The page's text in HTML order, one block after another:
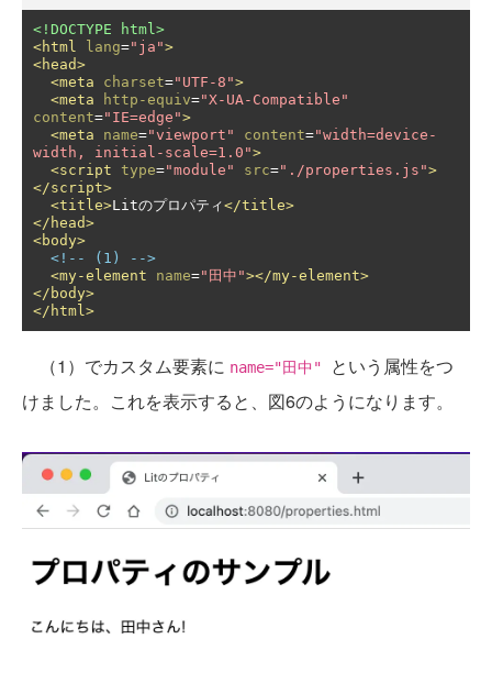
<!DOCTYPE html>
<html
lang="ja">
<head>
<meta
charset="UTF-8">
<meta
http-equiv="X-UA-Compatible"
content="IE=edge">
<meta
name="viewport" content="width=device-
width, initial-scale=1.0">
<script type="module" src="./properties.js">
</script>
<title>Litのプロパティ</title>
</head>
<body>
<!-- (1) -->
<my-element
name="田中"></my-element>
</body>
</html>
（1）でカスタム要素に name="田中"
という属性をつ
けました。これを表示すると、図6のようになります。